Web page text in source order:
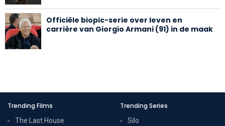
Officiële biopic-serie over leven en
carrière van Giorgio Armani (91) in de maak
Trending Films
The Last House
Trending Series
Silo